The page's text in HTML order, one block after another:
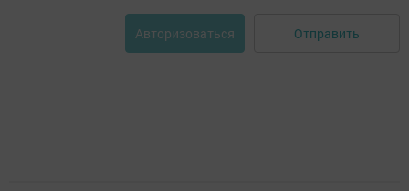
Авторизоваться Отправить